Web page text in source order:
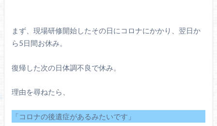
まず、現場研修開始したその日にコロナにかかり、翌日か
ら5日間お休み。
復帰した次の日体調不良で休み。
理由を尋ねたら、
「コロナの後遺症があるみたいです」